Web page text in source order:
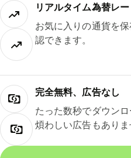
リアルタイム為替レ
お気に入りの通貨を
認できます。
完全無料、広告なし
たった数秒でダウン
煩わしい広告もありま